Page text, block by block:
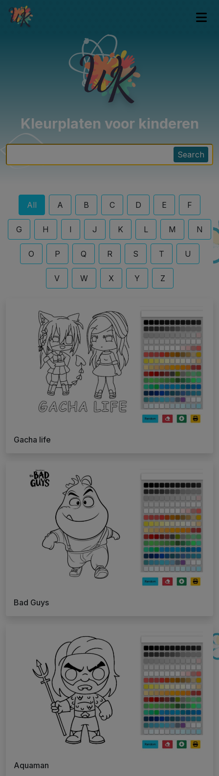
Kleurplaten voor kinderen
Search
All A B C D E F
G H I J K L M N
O P Q R S T U
V W X Y Z
Gacha life
Bad Guys
Aquaman